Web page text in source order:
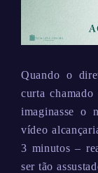
Quando o
curta
imaginasse o
vídeo
3 minutos –
ser tão